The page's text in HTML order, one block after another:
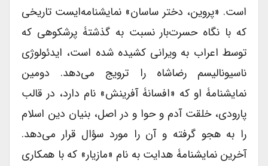
است. «پروین، دختر ساسان» نمایشنامه‌ایست تاریخی
که با نگاه حسرت‌بار نسبت به گذشتۀ پرشکوهی که
توسط اعراب به ویرانی کشیده شده است، ایدئولوژی
ناسیونالیسم رضاشاه را ترویج می‌دهد. دومین
نمایشنامۀ او که «افسانۀ آفرینش» نام دارد، در قالب
پارودی، خلقت آدم و حوا و در اصل، بنیان دین اسلام
را به هجو گرفته و آن را مورد سؤال قرار می‌دهد.
آخرین نمایشنامۀ هدایت به نام «مازیار» که با همکاری